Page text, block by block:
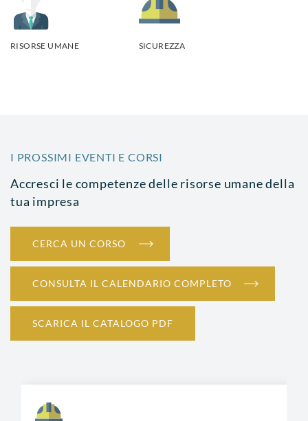
RISORSE UMANE SICUREZZA
I PROSSIMI EVENTI E CORSI
Accresci le competenze delle risorse umane della
tua impresa
CERCA UN CORSO
CONSULTA IL CALENDARIO COMPLETO
SCARICA IL CATALOGO PDF